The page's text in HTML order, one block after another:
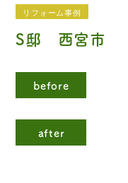
リフォーム事例
S邸 西宮市
before
after